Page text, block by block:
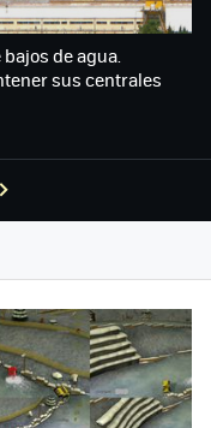
de agua.
sus centrales